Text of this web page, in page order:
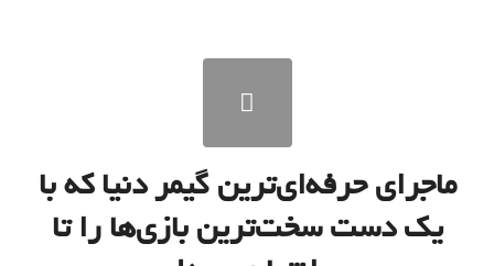
ماجرای حرفه‌ای‌ترین گیمر دنیا که با
یک دست سخت‌ترین بازی‌ها را تا